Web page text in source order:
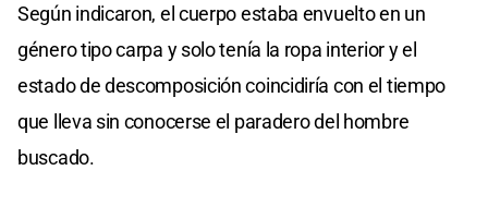
Según indicaron, el cuerpo estaba envuelto en un
género tipo carpa y solo tenía la ropa interior y el
estado de descomposición coincidiría con el tiempo
que lleva sin conocerse el paradero del hombre
buscado.